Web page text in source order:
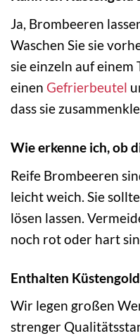
Ja, Brombeeren
Waschen Sie sie
sie einzeln auf einem
einen Gefrierbeutel
dass sie
Wie erkenne ich, ob
Reife Brombeeren
leicht weich. Sie
lösen lassen.
noch rot oder hart
Enthalten
Wir legen großen
strenger